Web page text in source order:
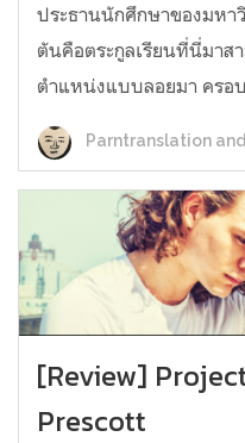
ประธานนักศึกษาของมหา
ตันคือตระกูลเรียนที่นี่มาส
ตำแหน่งแบบลอยมา ครอ
Parntranslation
[Review]
Prescott